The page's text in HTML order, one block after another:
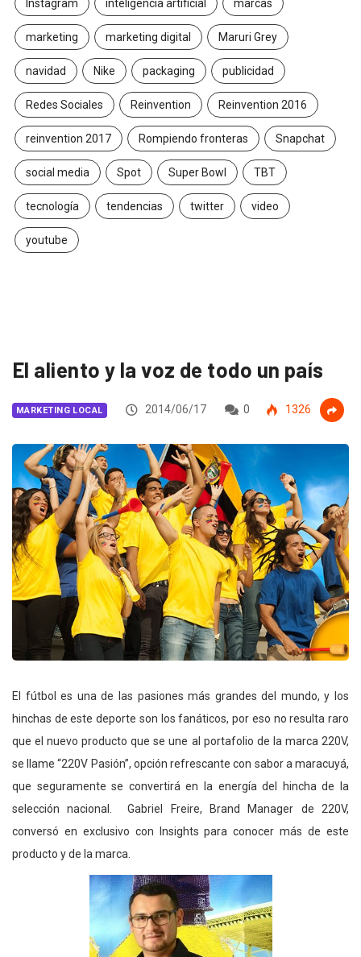
Instagram inteligencia artificial marcas
marketing marketing digital Maruri Grey
navidad Nike packaging publicidad
Redes Sociales Reinvention Reinvention 2016
reinvention 2017 Rompiendo fronteras Snapchat
social media Spot Super Bowl TBT
tecnología tendencias twitter video
youtube
El aliento y la voz de todo un país
MARKETING LOCAL 2014/06/17 0 1326
El fútbol es una de las pasiones más grandes del mundo, y los
hinchas de este deporte son los fanáticos, por eso no resulta raro
que el nuevo producto que se une al portafolio de la marca 220V,
se llame “220V Pasión”, opción refrescante con sabor a maracuyá,
que seguramente se convertirá en la energía del hincha de la
selección nacional. Gabriel Freire, Brand Manager de 220V,
conversó en exclusivo con Insights para conocer más de este
producto y de la marca.